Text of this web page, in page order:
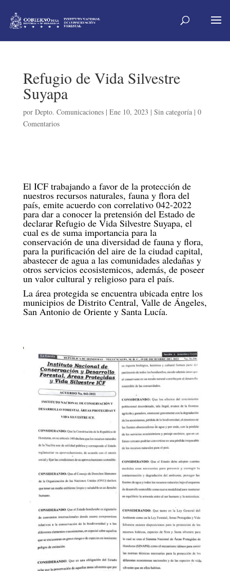
Refugio de Vida Silvestre
Suyapa
por Depto. Comunicaciones| Ene 10, 2023 | Sin categoría| 0
Comentarios
El ICF trabajando a favor de la protección de
nuestros recursos naturales, fauna y flora del
país, emite acuerdo con correlativo 042-2022
para dar a conocer la pretensión del Estado de
declarar Refugio de Vida Silvestre Suyapa, el
cual es de suma importancia para la
conservación de una diversidad de fauna y flora,
para la purificación del aire de la ciudad capital,
abastecer de agua a las comunidades aledañas y
otros servicios ecosistemicos, además, de poseer
un valor cultural y religioso para el país.
La área protegida se encuentra ubicada entre los
municipios de Distrito Central, Valle de Ángeles,
San Antonio de Oriente y Santa Lucía.